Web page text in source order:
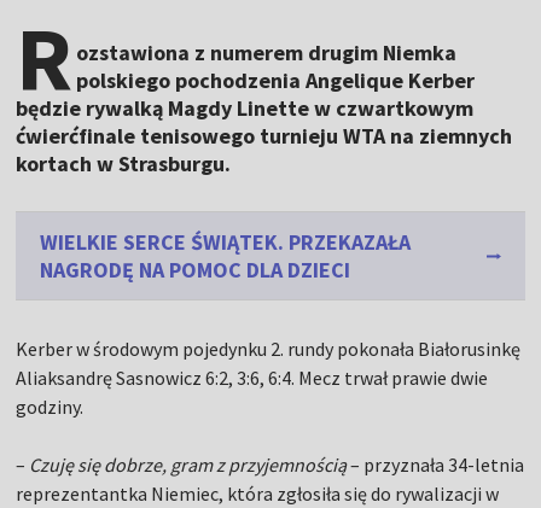
R ozstawiona z numerem drugim Niemka
polskiego pochodzenia Angelique Kerber
będzie rywalką Magdy Linette w czwartkowym
ćwierćfinale tenisowego turnieju WTA na ziemnych
kortach w Strasburgu.
WIELKIE SERCE ŚWIĄTEK. PRZEKAZAŁA
NAGRODĘ NA POMOC DLA DZIECI
Kerber w środowym pojedynku 2. rundy pokonała Białorusinkę
Aliaksandrę Sasnowicz 6:2, 3:6, 6:4. Mecz trwał prawie dwie
godziny.
– Czuję się dobrze, gram z przyjemnością– przyznała 34-letnia
reprezentantka Niemiec, która zgłosiła się do rywalizacji w